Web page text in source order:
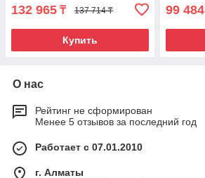
132 965 ₸ 137 714 ₸
Купить
99 484
О нас
Рейтинг не сформирован
Менее 5 отзывов за последний год
Работает с 07.01.2010
г. Алматы